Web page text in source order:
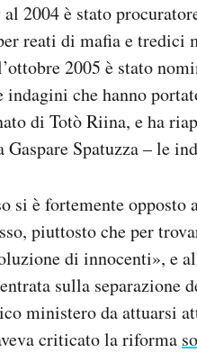
al 2004 è stato
reati di mafia e
2005 è stato
che hanno
di Totò Riina, e ha
Spatuzza – le
si è fortemente opposto
piuttosto che per
di innocenti», e
sulla separazione
ministero da attuarsi
criticato la riforma